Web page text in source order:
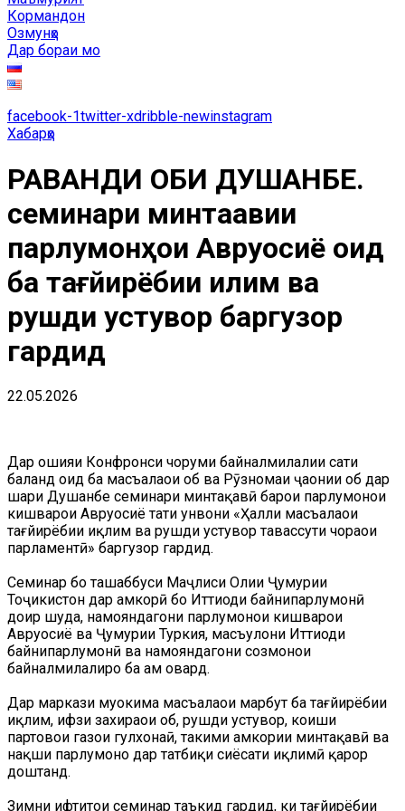
Кормандон
Озмунҳо
Дар бораи мо
facebook-1twitter-xdribble-newinstagram
Хабарҳо
РАВАНДИ ОБИ ДУШАНБЕ.
семинари минтақавии
парлумонҳои Авруосиё оид
ба тағйирёбии иқлим ва
рушди устувор баргузор
гардид
22.05.2026
Дар ҳошияи Конфронси чоруми байналмилалии сатҳи
баланд оид ба масъалаҳои об ва Рӯзномаи ҷаҳонии об дар
шаҳри Душанбе семинари минтақавӣ барои парлумонҳои
кишварҳои Авруосиё таҳти унвони «Ҳалли масъалаҳои
тағйирёбии иқлим ва рушди устувор тавассути чораҳои
парламентӣ» баргузор гардид.
Семинар бо ташаббуси Маҷлиси Олии Ҷумҳурии
Тоҷикистон дар ҳамкорӣ бо Иттиҳоди байнипарлумонӣ
доир шуда, намояндагони парлумонҳои кишварҳои
Авруосиё ва Ҷумҳурии Туркия, масъулони Иттиҳоди
байнипарлумонӣ ва намояндагони созмонҳои
байналмилалиро ба ҳам овард.
Дар маркази муҳокима масъалаҳои марбут ба тағйирёбии
иқлим, ҳифзи захираҳои об, рушди устувор, коҳиши
партовҳои газҳои гулхонаӣ, таҳкими ҳамкории минтақавӣ ва
нақши парлумонҳо дар татбиқи сиёсати иқлимӣ қарор
доштанд.
Зимни ифтитоҳи семинар таъкид гардид, ки тағйирёбии